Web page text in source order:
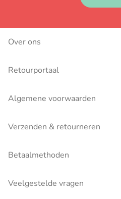
Over ons
Retourportaal
Algemene voorwaarden
Verzenden & retourneren
Betaalmethoden
Veelgestelde vragen